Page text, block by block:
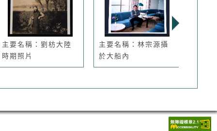
主要名稱：劉枋大陸
時期照片
主要名稱：林宗源攝
於大船內